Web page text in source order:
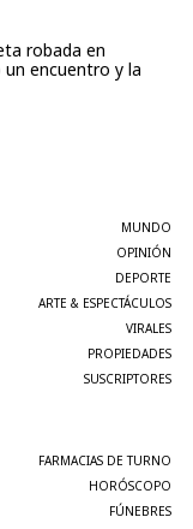
robada en
encuentro y la
MUNDO
OPINIÓN
DEPORTE
ARTE & ESPECTÁCULOS
VIRALES
PROPIEDADES
SUSCRIPTORES
FARMACIAS DE TURNO
HORÓSCOPO
FÚNEBRES